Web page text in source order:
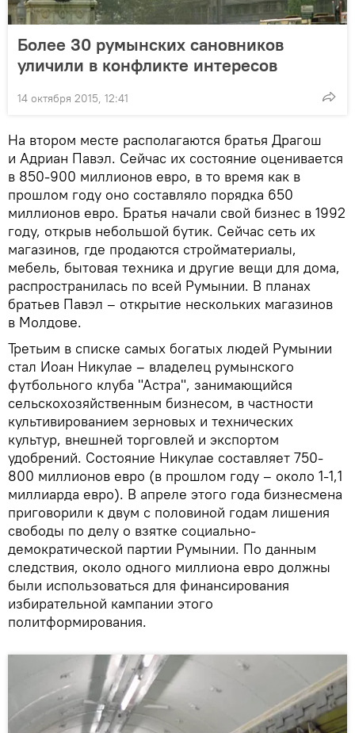
Более 30 румынских сановников
уличили в конфликте интересов
14 октября 2015, 12:41
На втором месте располагаются братья Драгош
и Адриан Павэл. Сейчас их состояние оценивается
в 850-900 миллионов евро, в то время как в
прошлом году оно составляло порядка 650
миллионов евро. Братья начали свой бизнес в 1992
году, открыв небольшой бутик. Сейчас сеть их
магазинов, где продаются стройматериалы,
мебель, бытовая техника и другие вещи для дома,
распространилась по всей Румынии. В планах
братьев Павэл – открытие нескольких магазинов
в Молдове.
Третьим в списке самых богатых людей Румынии
стал Иоан Никулае – владелец румынского
футбольного клуба "Астра", занимающийся
сельскохозяйственным бизнесом, в частности
культивированием зерновых и технических
культур, внешней торговлей и экспортом
удобрений. Состояние Никулае составляет 750-
800 миллионов евро (в прошлом году – около 1-1,1
миллиарда евро). В апреле этого года бизнесмена
приговорили к двум с половиной годам лишения
свободы по делу о взятке социально-
демократической партии Румынии. По данным
следствия, около одного миллиона евро должны
были использоваться для финансирования
избирательной кампании этого
политформирования.